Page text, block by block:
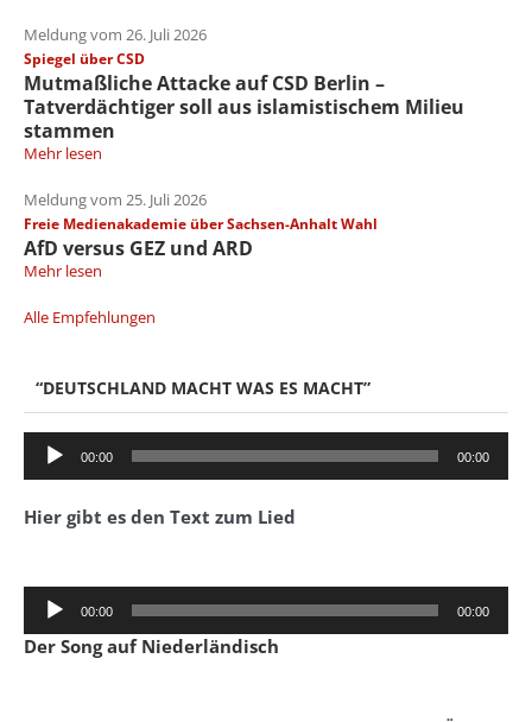
Meldung vom 26. Juli 2026
Spiegel über CSD
Mutmaßliche Attacke auf CSD Berlin –
Tatverdächtiger soll aus islamistischem Milieu
stammen
Mehr lesen
Meldung vom 25. Juli 2026
Freie Medienakademie über Sachsen-Anhalt Wahl
AfD versus GEZ und ARD
Mehr lesen
Alle Empfehlungen
“DEUTSCHLAND MACHT WAS ES MACHT”
Audio-
Player
00:00 00:00
Hier gibt es den Text zum Lied
Audio-
Player
00:00 00:00
Der Song auf Niederländisch